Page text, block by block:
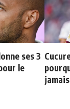
ses 3
le